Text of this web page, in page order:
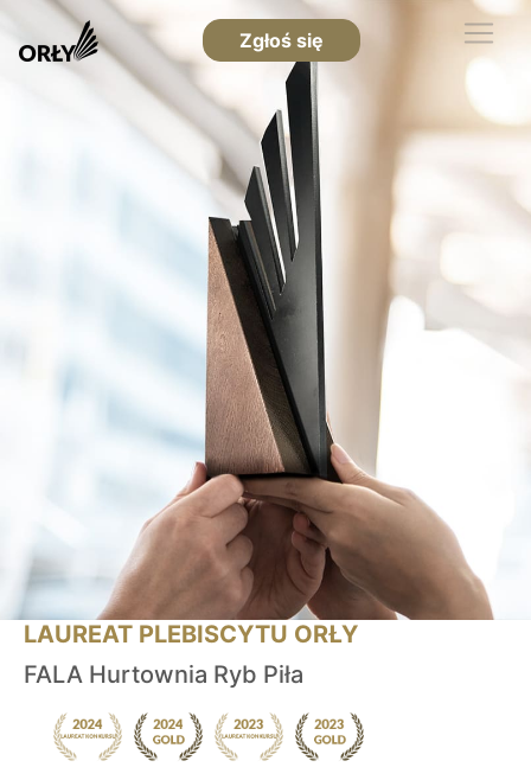
Zgłoś się
LAUREAT PLEBISCYTU ORŁY
FALA Hurtownia Ryb Piła